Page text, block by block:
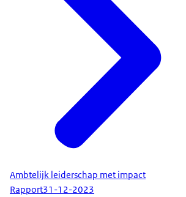
Ambtelijk leiderschap met impact
Rapport31-12-2023